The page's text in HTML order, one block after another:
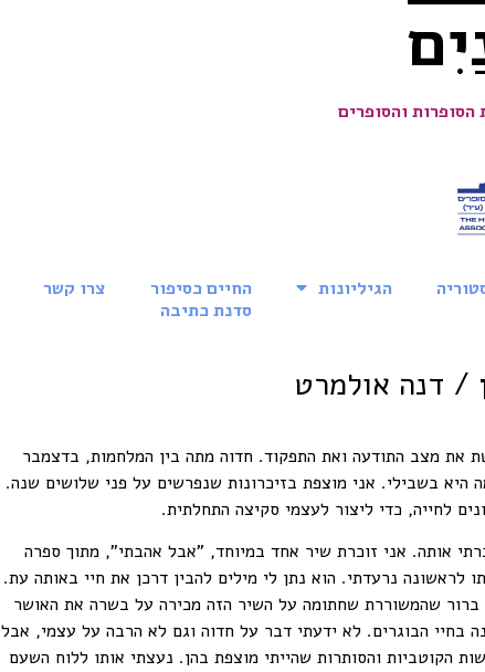
הסופרות והסופרים
הגיליונות
החיים כסיפור
סדנת כתיבה
צרו קשר
/ דנה אולמרט
את מצב התודעה ואת התפקוד. חדוה מתה בין המלחמות, בדצמבר
היא בשבילי. אני מוצפת בזיכרונות שנפרשים על פני שלושים שנה.
לחייה, כדי ליצור לעצמי סקיצה התחלתית.
אותה. אני זוכרת שיר אחד במיוחד, "אבל אהבתי", מתוך ספרה
נרעדתי. הוא נתן לי מילים להבין דרכן את חיי באותה עת.
ברור שהמשוררת שחתומה על השיר הזה מכירה על בשרה את האושר
בחיי הבוגרים. לא ידעתי דבר על חדוה וגם לא הרבה על עצמי, אבל
הקוטביות והסותרות שהייתי מוצפת בהן. נעצתי אותו ללוח השעם